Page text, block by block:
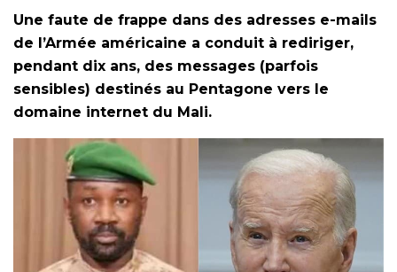
Une faute de frappe dans des adresses e-mails
de l’Armée américaine a conduit à rediriger,
pendant dix ans, des messages (parfois
sensibles) destinés au Pentagone vers le
domaine internet du Mali.